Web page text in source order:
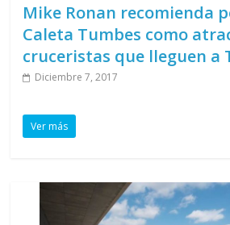
Mike Ronan recomienda
Caleta Tumbes como
cruceristas que lleguen a
Diciembre 7, 2017
Ver más